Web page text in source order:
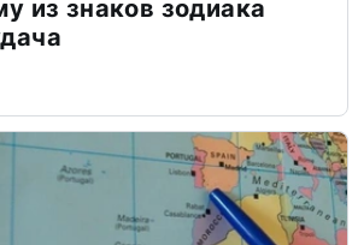
из знаков зодиака